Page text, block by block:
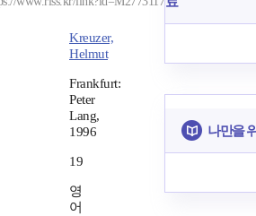
Kreuzer,
Helmut
Frankfurt:
Peter
Lang,
1996
19
영
어
나만을